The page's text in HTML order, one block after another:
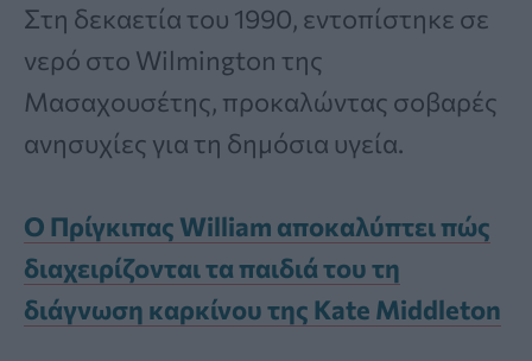
Στη δεκαετία του 1990, εντοπίστηκε σε
νερό στο Wilmington της
Μασαχουσέτης, προκαλώντας σοβαρές
ανησυχίες για τη δημόσια υγεία.
Ο Πρίγκιπας William αποκαλύπτει πώς
διαχειρίζονται τα παιδιά του τη
διάγνωση καρκίνου της Kate Middleton